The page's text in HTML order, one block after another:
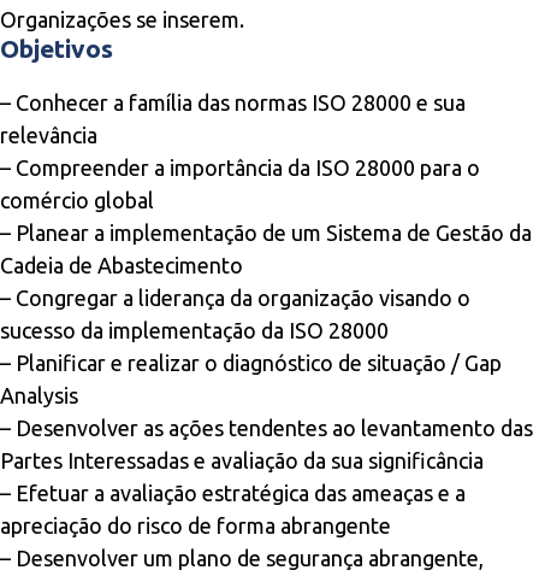
Organizações se inserem.
Objetivos
– Conhecer a família das normas ISO 28000 e sua
relevância
– Compreender a importância da ISO 28000 para o
comércio global
– Planear a implementação de um Sistema de Gestão da
Cadeia de Abastecimento
– Congregar a liderança da organização visando o
sucesso da implementação da ISO 28000
– Planificar e realizar o diagnóstico de situação / Gap
Analysis
– Desenvolver as ações tendentes ao levantamento das
Partes Interessadas e avaliação da sua significância
– Efetuar a avaliação estratégica das ameaças e a
apreciação do risco de forma abrangente
– Desenvolver um plano de segurança abrangente,